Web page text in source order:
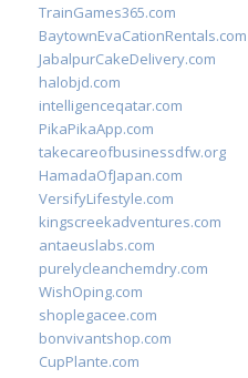
TrainGames365.com
BaytownEvaCationRentals.com
JabalpurCakeDelivery.com
halobjd.com
intelligenceqatar.com
PikaPikaApp.com
takecareofbusinessdfw.org
HamadaOfJapan.com
VersifyLifestyle.com
kingscreekadventures.com
antaeuslabs.com
purelycleanchemdry.com
WishOping.com
shoplegacee.com
bonvivantshop.com
CupPlante.com